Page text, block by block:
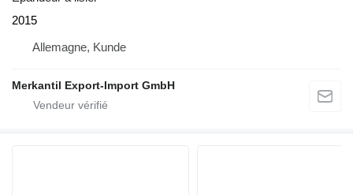
2015
Allemagne, Kunde
Merkantil Export-Import GmbH